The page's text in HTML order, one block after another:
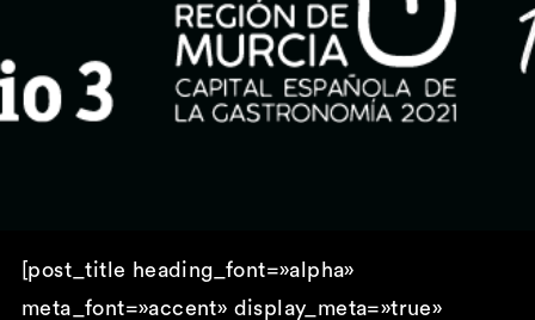
[post_title heading_font=»alpha»
meta_font=»accent» display_meta=»true»